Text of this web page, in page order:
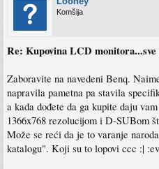
Komšija
Re: Kupovina LCD
Zaboravite na navedeni Benq.
napravila pametna pa stavila
a kada dođete da ga kupite daju
1366x768 rezolucijom i D-SUBom
Može se reći da je to varanje
katalogu". Koji su to lopovi ccc :|